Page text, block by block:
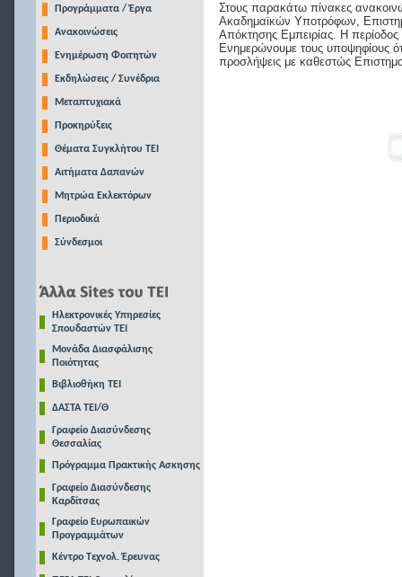
Προγράμματα / Έργα
Ανακοινώσεις
Ενημέρωση Φοιτητών
Εκδηλώσεις / Συνέδρια
Μεταπτυχιακά
Προκηρύξεις
Θέματα Συγκλήτου ΤΕΙ
Αιτήματα Δαπανών
Μητρώα Εκλεκτόρων
Περιοδικά
Σύνδεσμοι
Ηλεκτρονικές Υπηρεσίες
Σπουδαστών ΤΕΙ
Μονάδα Διασφάλισης
Ποιότητας
Βιβλιοθήκη ΤΕΙ
ΔΑΣΤΑ ΤΕΙ/Θ
Γραφείο Διασύνδεσης
Θεσσαλίας
Πρόγραμμα Πρακτικής Ασκησης
Γραφείο Διασύνδεσης
Καρδίτσας
Γραφείο Ευρωπαικών
Προγραμμάτων
Κέντρο Τεχνολ. Έρευνας
Στους παρακάτω πίνακες
Ακαδημαϊκών Υποτρόφων,
Απόκτησης Εμπειρίας. Η
Ενημερώνουμε τους υποψηφίους
προσλήψεις με καθεστώς